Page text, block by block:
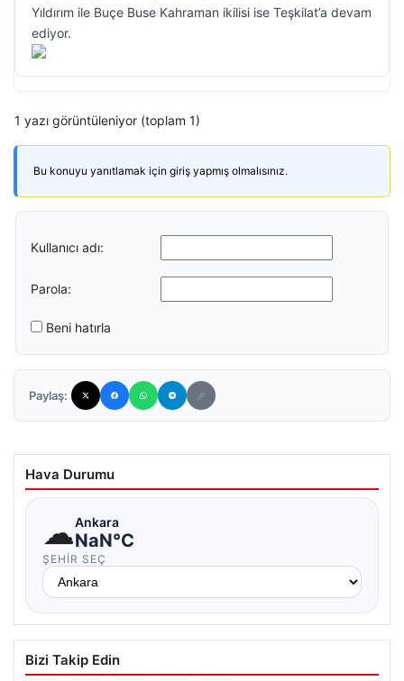
Yıldırım ile Buçe Buse Kahraman ikilisi ise Teşkilat’a devam
ediyor.
1 yazı görüntüleniyor (toplam 1)
Bu konuyu yanıtlamak için giriş yapmış olmalısınız.
Kullanıcı adı:
Parola:
Beni hatırla
Paylaş:
Hava Durumu
☁Ankara
NaN°C
ŞEHIR SEÇ
Bizi Takip Edin